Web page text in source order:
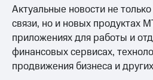
акционерам
Документы
ПАО
"МТС"
Собрания
акционеров
Личный
Актуальные новости не
связи, но и новых продуктах
приложениях для работы и
финансовых сервисах,
продвижения бизнеса и